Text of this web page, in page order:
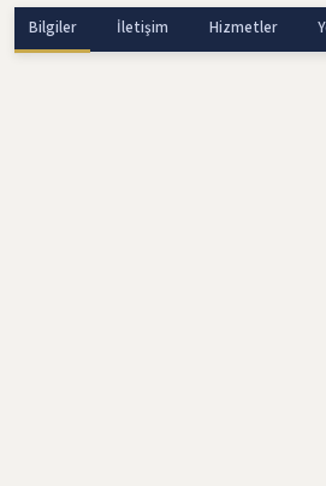
Bilgiler İletişim Hizmetler